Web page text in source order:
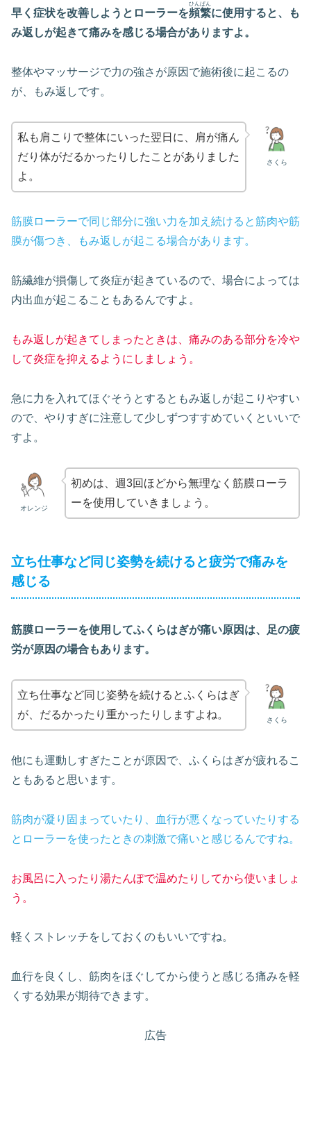
早く症状を改善しようとローラーを頻繁
ひんぱん
に使用すると、も
み返しが起きて痛みを感じる場合がありますよ。
整体やマッサージで力の強さが原因で施術後に起こるの
が、もみ返しです。
さくら
私も肩こりで整体にいった翌日に、肩が痛ん
だり体がだるかったりしたことがありました
よ。
筋膜ローラーで同じ部分に強い力を加え続けると筋肉や筋
膜が傷つき、もみ返しが起こる場合があります。
筋繊維が損傷して炎症が起きているので、場合によっては
内出血が起こることもあるんですよ。
もみ返しが起きてしまったときは、痛みのある部分を冷や
して炎症を抑えるようにしましょう。
急に力を入れてほぐそうとするともみ返しが起こりやすい
ので、やりすぎに注意して少しずつすすめていくといいで
すよ。
オレンジ
初めは、週3回ほどから無理なく筋膜ローラ
ーを使用していきましょう。
立ち仕事など同じ姿勢を続けると疲労で痛みを
感じる
筋膜ローラーを使用してふくらはぎが痛い原因は、足の疲
労が原因の場合もあります。
さくら
立ち仕事など同じ姿勢を続けるとふくらはぎ
が、だるかったり重かったりしますよね。
他にも運動しすぎたことが原因で、ふくらはぎが疲れるこ
ともあると思います。
筋肉が凝り固まっていたり、血行が悪くなっていたりする
とローラーを使ったときの刺激で痛いと感じるんですね。
お風呂に入ったり湯たんぽで温めたりしてから使いましょ
う。
軽くストレッチをしておくのもいいですね。
血行を良くし、筋肉をほぐしてから使うと感じる痛みを軽
くする効果が期待できます。
広告